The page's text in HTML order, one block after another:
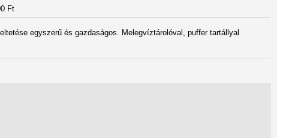
Ft
egyszerű és gazdaságos. Melegvíztárolóval, puffer tartállyal